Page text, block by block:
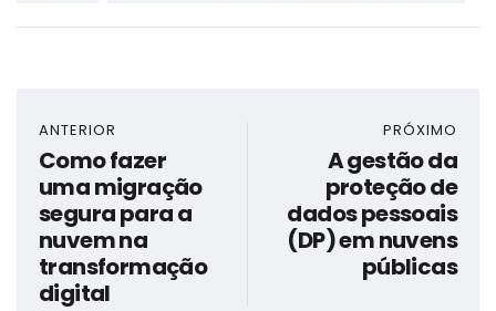
ANTERIOR
Como fazer
uma migração
segura para a
nuvem na
transformação
digital
PRÓXIMO
A gestão da
proteção de
dados pessoais
(DP) em nuvens
públicas